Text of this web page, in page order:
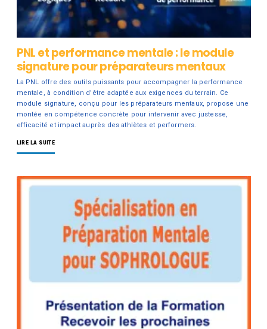
PNL et performance mentale : le module
signature pour préparateurs mentaux
La PNL offre des outils puissants pour accompagner la performance
mentale, à condition d’être adaptée aux exigences du terrain. Ce
module signature, conçu pour les préparateurs mentaux, propose une
montée en compétence concrète pour intervenir avec justesse,
efficacité et impact auprès des athlètes et performers.
LIRE LA SUITE